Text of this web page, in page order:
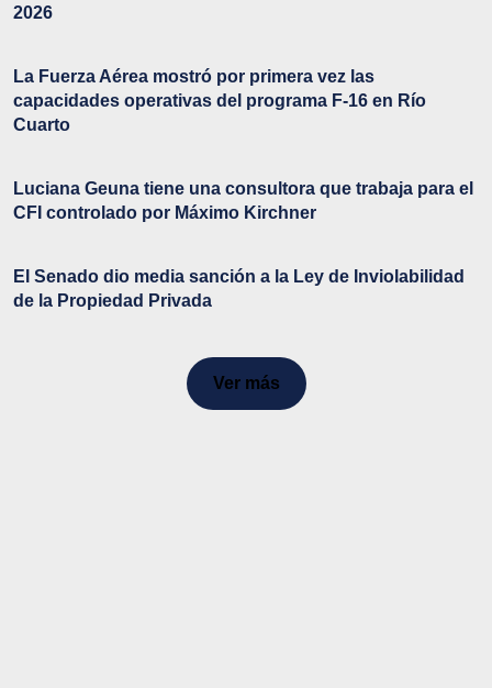
2026
La Fuerza Aérea mostró por primera vez las
capacidades operativas del programa F-16 en Río
Cuarto
Luciana Geuna tiene una consultora que trabaja para el
CFI controlado por Máximo Kirchner
El Senado dio media sanción a la Ley de Inviolabilidad
de la Propiedad Privada
Ver más